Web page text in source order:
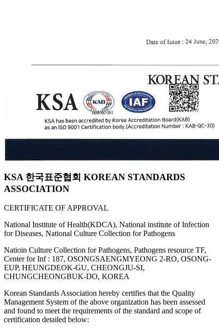
KSA 한국표준협회 KOREAN STANDARDS
ASSOCIATION
CERTIFICATE OF APPROVAL
National Institute of Health(KDCA), National institute of Infection
for Diseases, National Culture Collection for Pathogens
Natioin Culture Collection for Pathogens, Pathogens resource TF,
Center for Inf : 187, OSONGSAENGMYEONG 2-RO, OSONG-
EUP, HEUNGDEOK-GU, CHEONGJU-SI,
CHUNGCHEONGBUK-DO, KOREA
Korean Standards Association hereby certifies that the Quality
Management System of the above organization has been assessed
and found to meet the requirements of the standard and scope of
certification detailed below: